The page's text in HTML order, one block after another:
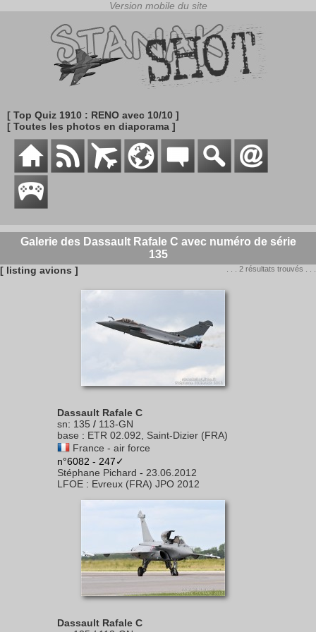
[ Top Quiz 1910 : RENO avec 10/10 ]
[ Toutes les photos en diaporama ]
Galerie des Dassault Rafale C avec numéro de série
135
[ listing avions ] . . . 2 résultats trouvés . . .
Dassault Rafale C
sn: 135 / 113-GN
base : ETR 02.092, Saint-Dizier (FRA)
France - air force
n°6082 - 247✓
Stéphane Pichard - 23.06.2012
LFOE : Evreux (FRA) JPO 2012
Dassault Rafale C